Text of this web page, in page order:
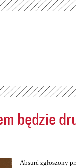
będzie
Absurd zgłoszony